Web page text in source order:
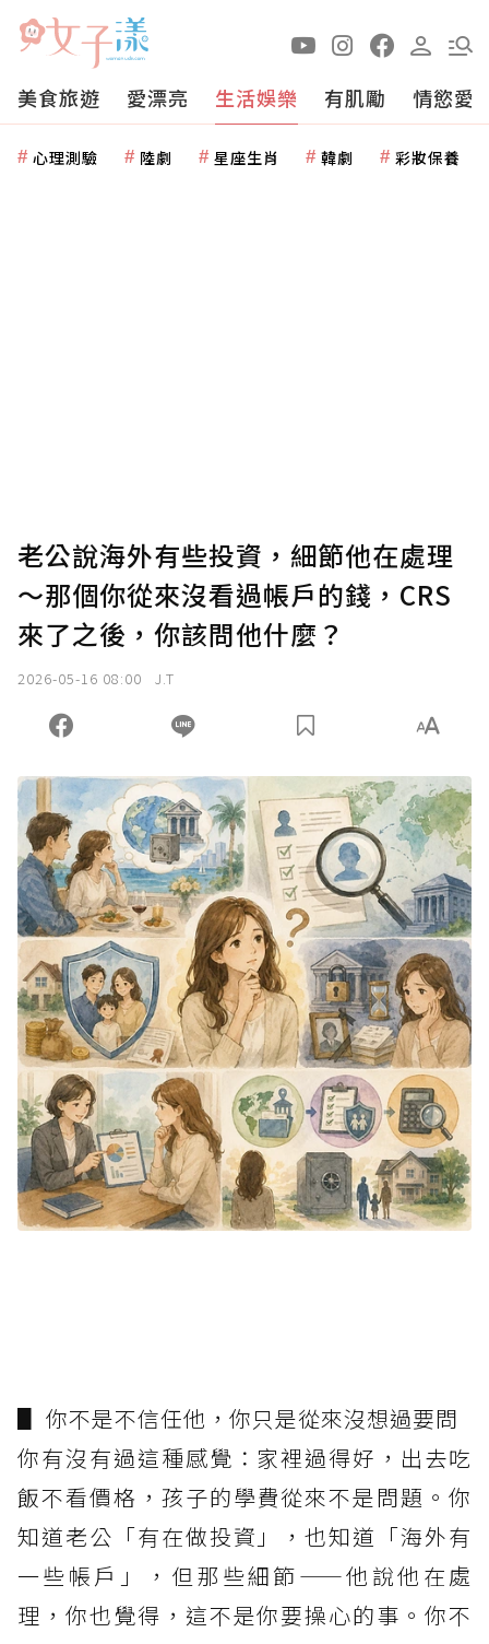
美食旅遊 愛漂亮 生活娛樂 有肌勵 情慾愛
心理測驗 陸劇 星座生肖 韓劇 彩妝保養
老公說海外有些投資，細節他在處理
～那個你從來沒看過帳戶的錢，CRS
來了之後，你該問他什麼？
2026-05-16 08:00 J.T
▋ 你不是不信任他，你只是從來沒想過要問
你有沒有過這種感覺：家裡過得好，出去吃
飯不看價格，孩子的學費從來不是問題。你
知道老公「有在做投資」，也知道「海外有
一些帳戶」，但那些細節——他說他在處
理，你也覺得，這不是你要操心的事。你不